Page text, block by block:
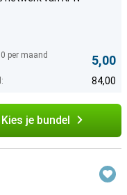
per maand
5,00
84,00
Kies je bundel